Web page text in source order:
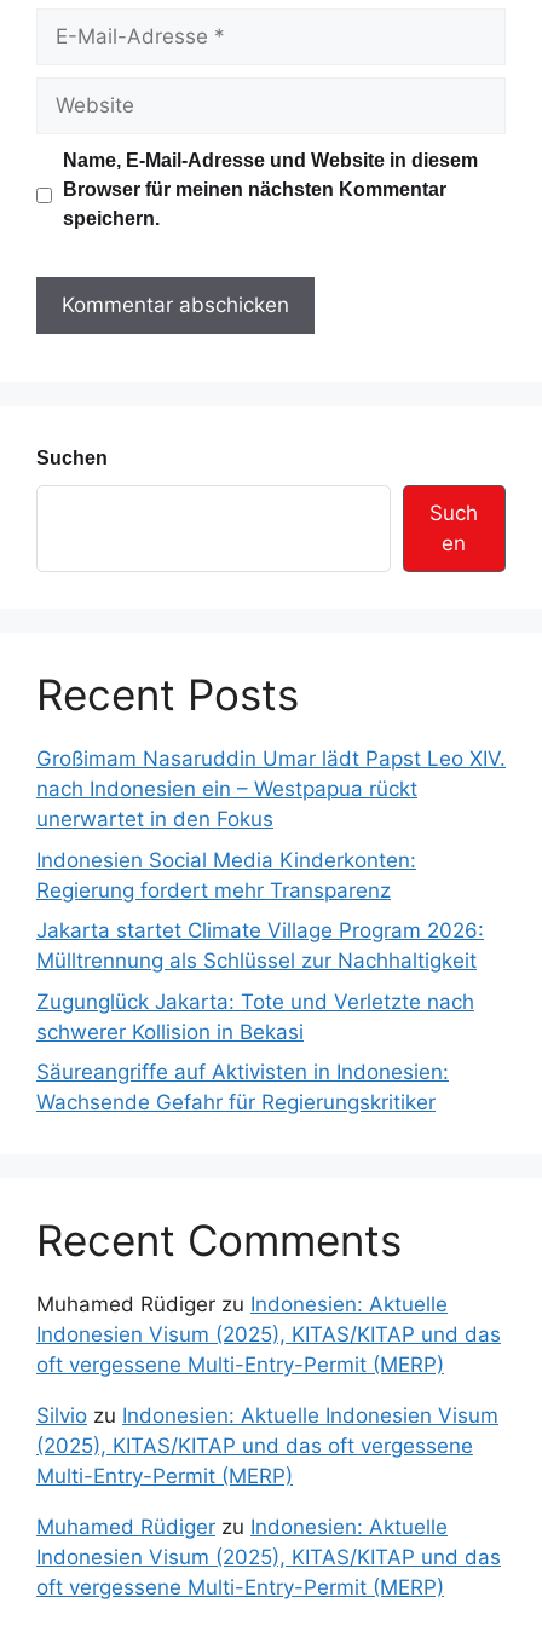
-
r
s
i
Name, E-Mail-Adresse und Website in diesem
Browser für meinen nächsten Kommentar
speichern.
Suchen
Such
en
Recent Posts
Großimam Nasaruddin Umar lädt Papst Leo XIV.
nach Indonesien ein – Westpapua rückt
unerwartet in den Fokus
Indonesien Social Media Kinderkonten:
Regierung fordert mehr Transparenz
Jakarta startet Climate Village Program 2026:
Mülltrennung als Schlüssel zur Nachhaltigkeit
Zugunglück Jakarta: Tote und Verletzte nach
schwerer Kollision in Bekasi
Säureangriffe auf Aktivisten in Indonesien:
Wachsende Gefahr für Regierungskritiker
Recent Comments
Muhamed Rüdiger zu Indonesien: Aktuelle
Indonesien Visum (2025), KITAS/KITAP und das
oft vergessene Multi-Entry-Permit (MERP)
Silvio zu Indonesien: Aktuelle Indonesien Visum
(2025), KITAS/KITAP und das oft vergessene
Multi-Entry-Permit (MERP)
Muhamed Rüdiger zu Indonesien: Aktuelle
Indonesien Visum (2025), KITAS/KITAP und das
oft vergessene Multi-Entry-Permit (MERP)